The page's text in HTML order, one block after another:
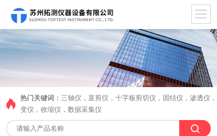
热门关键词： 三轴仪，直剪仪，十字板剪切仪，固结仪，渗透仪
变仪，收缩仪，数据采集仪